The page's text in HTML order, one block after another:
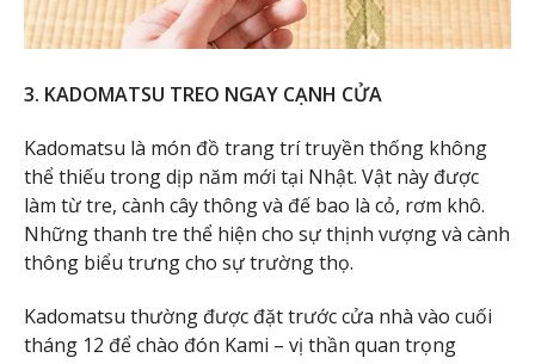
3. KADOMATSU TREO NGAY CẠNH CỬA
Kadomatsu là món đồ trang trí truyền thống không
thể thiếu trong dịp năm mới tại Nhật. Vật này được
làm từ tre, cành cây thông và đế bao là cỏ, rơm khô.
Những thanh tre thể hiện cho sự thịnh vượng và cành
thông biểu trưng cho sự trường thọ.
Kadomatsu thường được đặt trước cửa nhà vào cuối
tháng 12 để chào đón Kami – vị thần quan trọng